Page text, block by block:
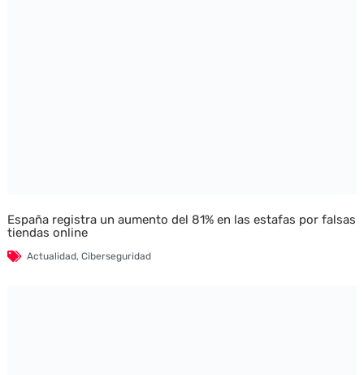
España registra un aumento del 81% en las estafas por falsas
tiendas online
Actualidad, Ciberseguridad